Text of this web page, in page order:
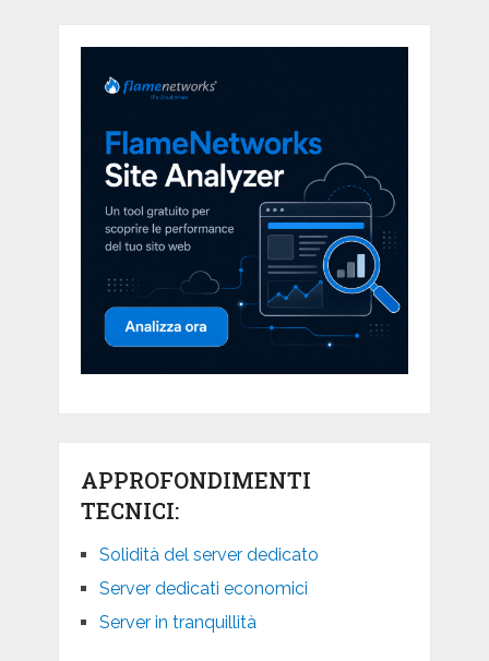
APPROFONDIMENTI
TECNICI:
Solidità del server dedicato
Server dedicati economici
Server in tranquillità